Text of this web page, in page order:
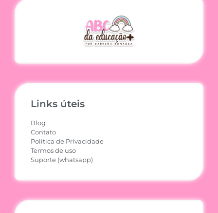
Links úteis
Blog
Contato
Política de Privacidade
Termos de uso
Suporte (whatsapp)